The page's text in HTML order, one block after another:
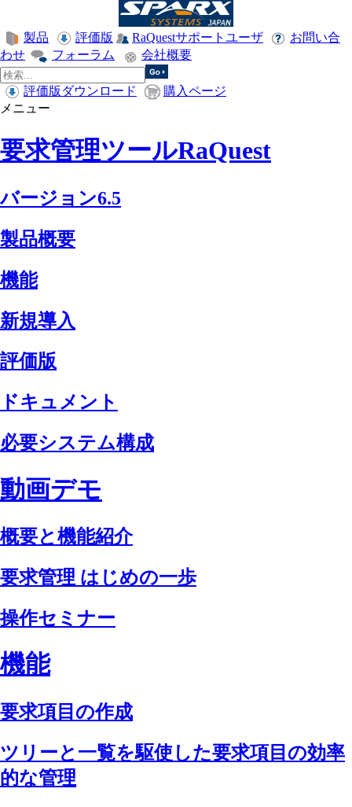
製品 評価版 RaQuestサポートユーザ
お問い合
わせ
フォーラム 会社概要
評価版ダウンロード
購入ページ
メニュー
要求管理ツールRaQuest
バージョン6.5
製品概要
機能
新規導入
評価版
ドキュメント
必要システム構成
動画デモ
概要と機能紹介
要求管理 はじめの一歩
操作セミナー
機能
要求項目の作成
ツリーと一覧を駆使した要求項目の効率
的な管理